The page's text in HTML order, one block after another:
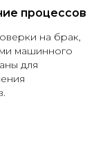
процессов
на брак,
машинного
для